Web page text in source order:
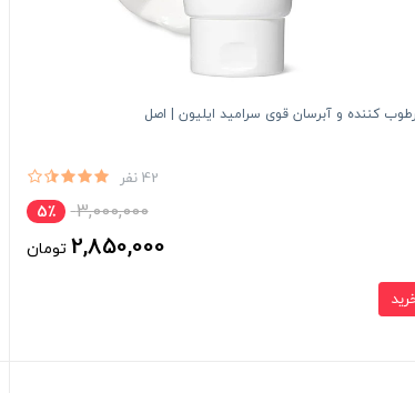
کننده و آبرسان قوی سرامید ایلیون | اصل
42 نفر
3,000,000 5٪
2,850,000 تومان